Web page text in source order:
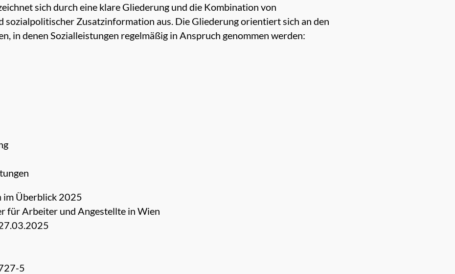
sich durch eine klare Gliederung und die Kombination von
sozialpolitischer Zusatzinformation aus. Die Gliederung orientiert sich an den
in denen Sozialleistungen regelmäßig in Anspruch genommen werden:
im Überblick 2025
für Arbeiter und Angestellte in Wien
5